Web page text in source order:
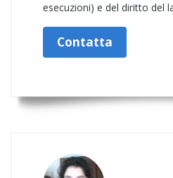
esecuzioni) e del diritto del
Contatta